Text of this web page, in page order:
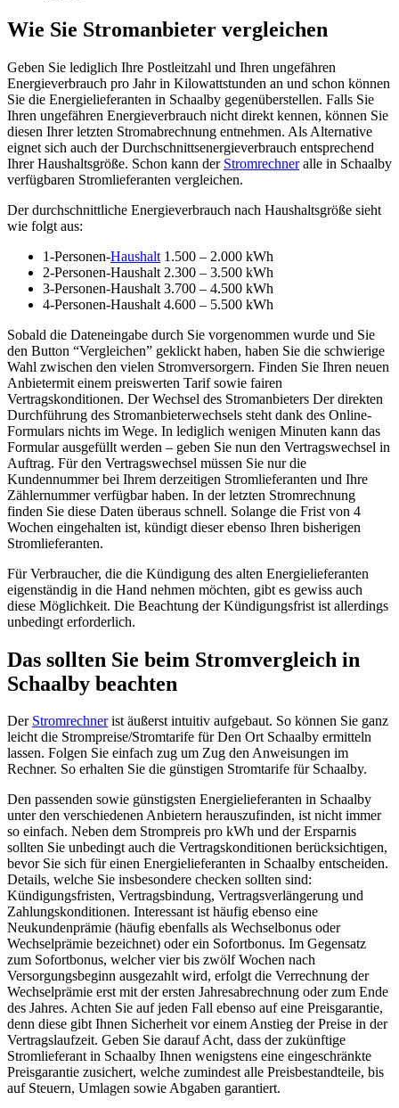
Wie Sie Stromanbieter vergleichen
Geben Sie lediglich Ihre Postleitzahl und Ihren ungefähren
Energieverbrauch pro Jahr in Kilowattstunden an und schon können
Sie die Energielieferanten in Schaalby gegenüberstellen. Falls Sie
Ihren ungefähren Energieverbrauch nicht direkt kennen, können Sie
diesen Ihrer letzten Stromabrechnung entnehmen. Als Alternative
eignet sich auch der Durchschnittsenergieverbrauch entsprechend
Ihrer Haushaltsgröße. Schon kann der Stromrechneralle in Schaalby
verfügbaren Stromlieferanten vergleichen.
Der durchschnittliche Energieverbrauch nach Haushaltsgröße sieht
wie folgt aus:
1-Personen-Haushalt 1.500 – 2.000 kWh
2-Personen-Haushalt 2.300 – 3.500 kWh
3-Personen-Haushalt 3.700 – 4.500 kWh
4-Personen-Haushalt 4.600 – 5.500 kWh
Sobald die Dateneingabe durch Sie vorgenommen wurde und Sie
den Button “Vergleichen” geklickt haben, haben Sie die schwierige
Wahl zwischen den vielen Stromversorgern. Finden Sie Ihren neuen
Anbietermit einem preiswerten Tarif sowie fairen
Vertragskonditionen. Der Wechsel des Stromanbieters Der direkten
Durchführung des Stromanbieterwechsels steht dank des Online-
Formulars nichts im Wege. In lediglich wenigen Minuten kann das
Formular ausgefüllt werden – geben Sie nun den Vertragswechsel in
Auftrag. Für den Vertragswechsel müssen Sie nur die
Kundennummer bei Ihrem derzeitigen Stromlieferanten und Ihre
Zählernummer verfügbar haben. In der letzten Stromrechnung
finden Sie diese Daten überaus schnell. Solange die Frist von 4
Wochen eingehalten ist, kündigt dieser ebenso Ihren bisherigen
Stromlieferanten.
Für Verbraucher, die die Kündigung des alten Energielieferanten
eigenständig in die Hand nehmen möchten, gibt es gewiss auch
diese Möglichkeit. Die Beachtung der Kündigungsfrist ist allerdings
unbedingt erforderlich.
Das sollten Sie beim Stromvergleich in
Schaalby beachten
Der Stromrechnerist äußerst intuitiv aufgebaut. So können Sie ganz
leicht die Strompreise/Stromtarife für Den Ort Schaalby ermitteln
lassen. Folgen Sie einfach zug um Zug den Anweisungen im
Rechner. So erhalten Sie die günstigen Stromtarife für Schaalby.
Den passenden sowie günstigsten Energielieferanten in Schaalby
unter den verschiedenen Anbietern herauszufinden, ist nicht immer
so einfach. Neben dem Strompreis pro kWh und der Ersparnis
sollten Sie unbedingt auch die Vertragskonditionen berücksichtigen,
bevor Sie sich für einen Energielieferanten in Schaalby entscheiden.
Details, welche Sie insbesondere checken sollten sind:
Kündigungsfristen, Vertragsbindung, Vertragsverlängerung und
Zahlungskonditionen. Interessant ist häufig ebenso eine
Neukundenprämie (häufig ebenfalls als Wechselbonus oder
Wechselprämie bezeichnet) oder ein Sofortbonus. Im Gegensatz
zum Sofortbonus, welcher vier bis zwölf Wochen nach
Versorgungsbeginn ausgezahlt wird, erfolgt die Verrechnung der
Wechselprämie erst mit der ersten Jahresabrechnung oder zum Ende
des Jahres. Achten Sie auf jeden Fall ebenso auf eine Preisgarantie,
denn diese gibt Ihnen Sicherheit vor einem Anstieg der Preise in der
Vertragslaufzeit. Geben Sie darauf Acht, dass der zukünftige
Stromlieferant in Schaalby Ihnen wenigstens eine eingeschränkte
Preisgarantie zusichert, welche zumindest alle Preisbestandteile, bis
auf Steuern, Umlagen sowie Abgaben garantiert.